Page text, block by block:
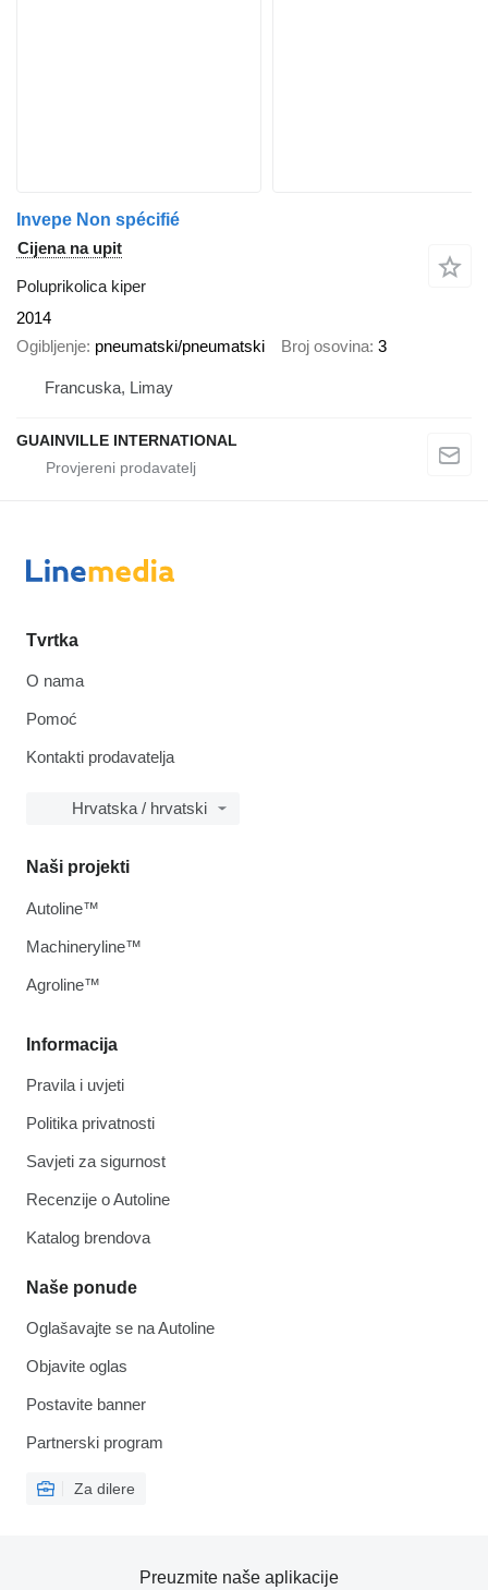
Invepe Non spécifié
Cijena na upit
Poluprikolica kiper
2014
Ogibljenje pneumatski/pneumatski Broj osovina 3
Francuska, Limay
GUAINVILLE INTERNATIONAL
Tvrtka
O nama
Pomoć
Kontakti prodavatelja
Hrvatska / hrvatski
Informacija
Pravila i uvjeti
Politika privatnosti
Savjeti za sigurnost
Recenzije o Autoline
Katalog brendova
Naše ponude
Oglašavajte se na Autoline
Objavite oglas
Postavite banner
Partnerski program
Za dilere
Naši projekti
Autoline™
Machineryline™
Agroline™
Preuzmite naše aplikacije